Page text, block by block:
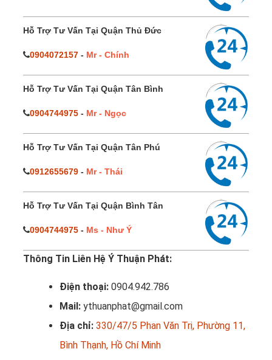
Hỗ Trợ Tư Vấn Tại Quận Thủ Đức
0904072157 - Mr - Chính
Hỗ Trợ Tư Vấn Tại Quận Tân Bình
0904744975 - Mr - Ngọc
Hỗ Trợ Tư Vấn Tại Quận Tân Phú
0912655679 - Mr - Thái
Hỗ Trợ Tư Vấn Tại Quận Bình Tân
0904744975 - Ms - Như Ý
Thông Tin Liên Hệ Ý Thuận Phát:
Điện thoại: 0904.942.786
Mail: ythuanphat@gmail.com
Địa chỉ: 330/47/5 Phan Văn Trị, Phường 11,
Bình Thạnh, Hồ Chí Minh